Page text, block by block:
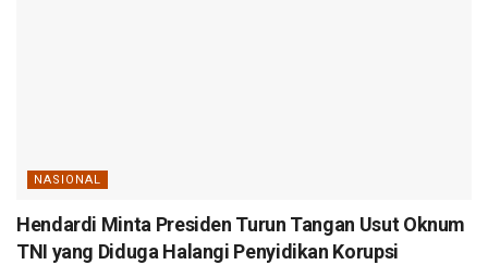
NASIONAL
Hendardi Minta Presiden Turun Tangan Usut Oknum
TNI yang Diduga Halangi Penyidikan Korupsi